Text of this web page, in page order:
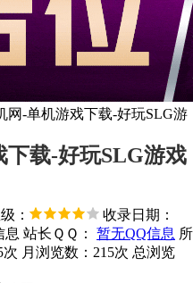
网-单机游戏下载-好玩SLG游
下载-好玩SLG游戏
：
收录日期：
息 站长ＱＱ： 暂无QQ信息 所
次 月浏览数：215次 总浏览